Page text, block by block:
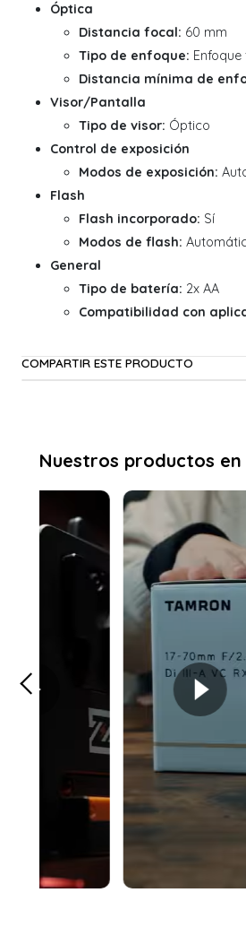
Óptica
Distancia focal: 60 mm
Tipo de enfoque: Enfoque
Distancia mínima de
Visor/Pantalla
Tipo de visor: Óptico
Control de exposición
Modos de exposición:
Flash
Flash incorporado: Sí
Modos de flash:
General
Tipo de batería: 2x AA
Compatibilidad con
COMPARTIR ESTE PRODUCTO